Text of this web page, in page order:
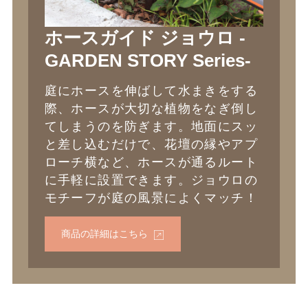
ホースガイド ジョウロ -
GARDEN STORY Series-
庭にホースを伸ばして水まきをする
際、ホースが大切な植物をなぎ倒し
てしまうのを防ぎます。地面にスッ
と差し込むだけで、花壇の縁やアプ
ローチ横など、ホースが通るルート
に手軽に設置できます。ジョウロの
モチーフが庭の風景によくマッチ！
商品の詳細はこちら